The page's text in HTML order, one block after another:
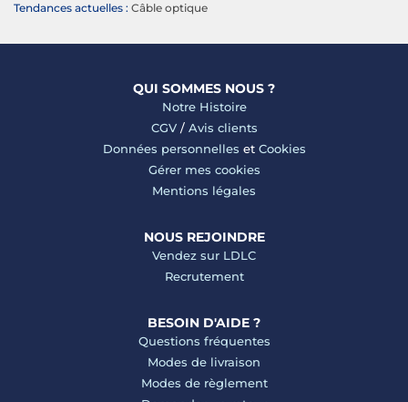
Tendances actuelles : Câble optique
QUI SOMMES NOUS ?
Notre Histoire
CGV/ Avis clients
Données personnelles et Cookies
Gérer mes cookies
Mentions légales
NOUS REJOINDRE
Vendez sur LDLC
Recrutement
BESOIN D'AIDE ?
Questions fréquentes
Modes de livraison
Modes de règlement